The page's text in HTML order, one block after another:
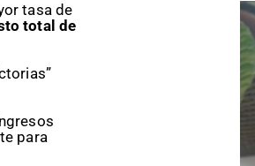
tasa de
total de
para